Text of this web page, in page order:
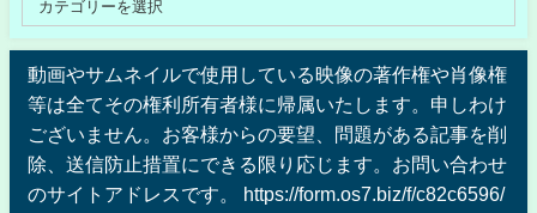
動画やサムネイルで使用している映像の著作権や肖像権
等は全てその権利所有者様に帰属いたします。申しわけ
ございません。お客様からの要望、問題がある記事を削
除、送信防止措置にできる限り応じます。お問い合わせ
のサイトアドレスです。 https://form.os7.biz/f/c82c6596/